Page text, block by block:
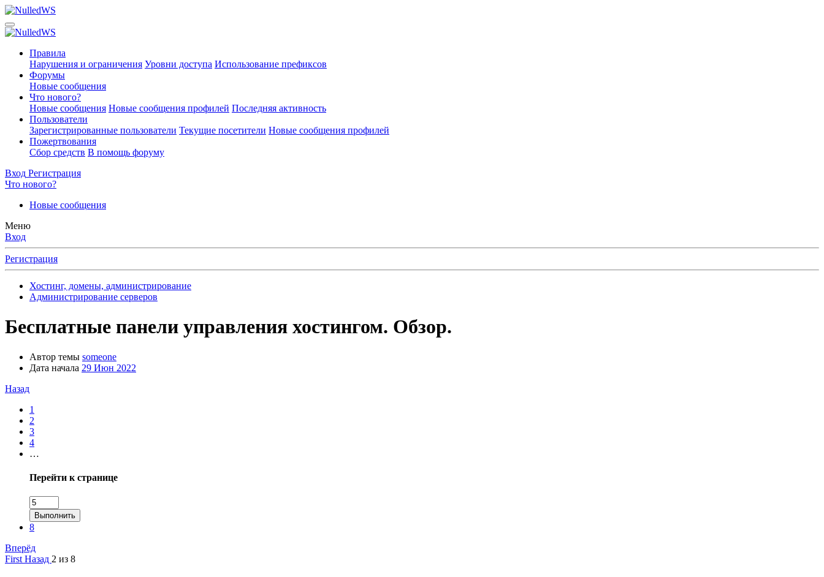
Правила
Нарушения и ограничения Уровни доступа Использование префиксов
Форумы
Новые сообщения
Что нового?
Новые сообщения Новые сообщения профилей Последняя активность
Пользователи
Зарегистрированные пользователи Текущие посетители Новые сообщения профилей
Пожертвования
Сбор средств В помощь форуму
Вход Регистрация
Что нового?
Новые сообщения
Меню
Вход
Регистрация
Хостинг, домены, администрирование
Администрирование серверов
Бесплатные панели управления хостингом. Обзор.
Автор темы someone
Дата начала 29 Июн 2022
Назад
1
2
3
4
…
Перейти к странице
Выполнить
8
Вперёд
First Назад 2 из 8